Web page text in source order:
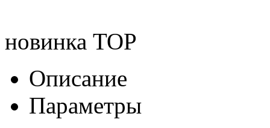
новинка TOP
Описание
Параметры